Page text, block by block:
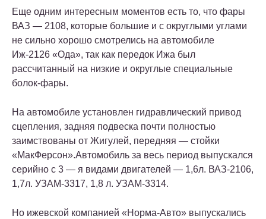
Еще одним интересным моментов есть то, что фары
ВАЗ — 2108, которые большие и с округлыми углами
не сильно хорошо смотрелись на автомобиле
Иж-2126 «Ода», так как передок Ижа был
рассчитанный на низкие и округлые специальные
болок-фары.
На автомобиле установлен гидравлический привод
сцепления, задняя подвеска почти полностью
заимствованы от Жигулей, передняя — стойки
«МакФерсон».Автомобиль за весь период выпускался
серийно с 3 — я видами двигателей — 1,6л. ВАЗ-2106,
1,7л. УЗАМ-3317, 1,8 л. УЗАМ-3314.
Но ижевской компанией «Норма-Авто» выпускались